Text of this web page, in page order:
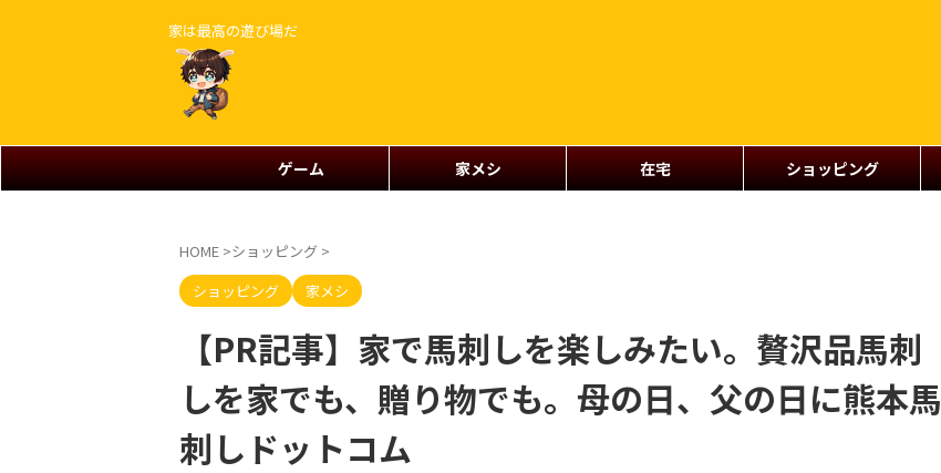
家は最高の遊び場だ
ゲーム 家メシ 在宅 ショッピング
HOME >ショッピング >
ショッピング
家メシ
【PR記事】家で馬刺しを楽しみたい。贅沢品馬刺
しを家でも、贈り物でも。母の日、父の日に熊本馬
刺しドットコム